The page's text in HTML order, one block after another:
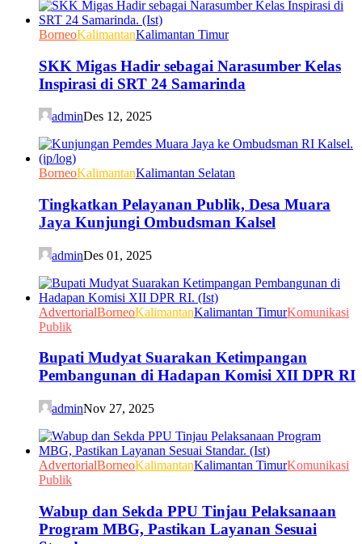
BorneoKalimantanKalimantan Timur
SKK Migas Hadir sebagai Narasumber Kelas
Inspirasi di SRT 24 Samarinda
adminDes 12, 2025
BorneoKalimantanKalimantan Selatan
Tingkatkan Pelayanan Publik, Desa Muara
Jaya Kunjungi Ombudsman Kalsel
adminDes 01, 2025
AdvertorialBorneoKalimantanKalimantan TimurKomunikasi
Publik
Bupati Mudyat Suarakan Ketimpangan
Pembangunan di Hadapan Komisi XII DPR RI
adminNov 27, 2025
AdvertorialBorneoKalimantanKalimantan TimurKomunikasi
Publik
Wabup dan Sekda PPU Tinjau Pelaksanaan
Program MBG, Pastikan Layanan Sesuai